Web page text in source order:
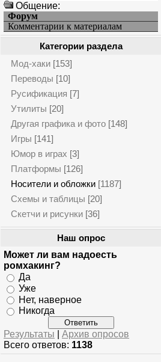
Общение:
Форум
Комментарии к материалам
Категории раздела
Мод-хаки [153]
Переводы [10]
Русификация [7]
Утилиты [20]
Другая графика и фото [148]
Игры [141]
Юмор в играх [3]
Платформы [126]
Носители и обложки [1187]
Схемы и таблицы [20]
Скетчи и рисунки [36]
Наш опрос
Может ли вам надоесть
ромхакинг?
Да
Уже
Нет, наверное
Никогда
Результаты
Архив опросов
Всего ответов: 1138